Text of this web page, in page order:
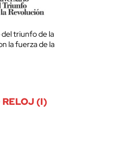
triunfo de la
la fuerza de la
RELOJ (I)